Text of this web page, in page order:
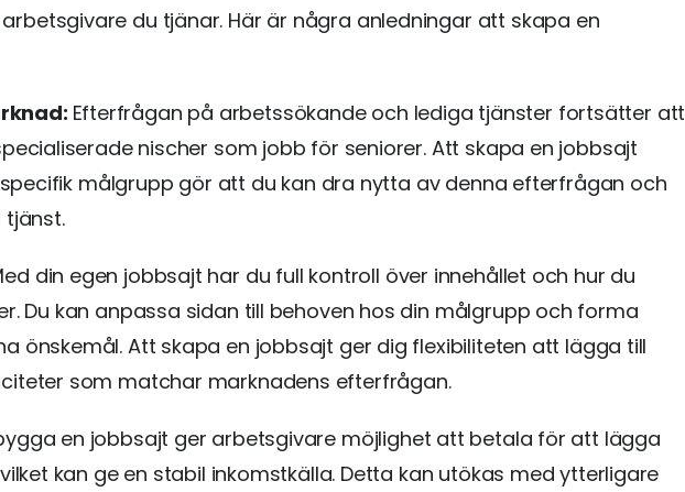
du tjänar. Här är några anledningar att skapa en
Efterfrågan på arbetssökande och lediga tjänster fortsätter att
nischer som jobb för seniorer. Att skapa en jobbsajt
målgrupp gör att du kan dra nytta av denna efterfrågan och
tjänst.
din egen jobbsajt har du full kontroll över innehållet och hur du
Du kan anpassa sidan till behoven hos din målgrupp och forma
önskemål. Att skapa en jobbsajt ger dig flexibiliteten att lägga till
som matchar marknadens efterfrågan.
en jobbsajt ger arbetsgivare möjlighet att betala för att lägga
kan ge en stabil inkomstkälla. Detta kan utökas med ytterligare